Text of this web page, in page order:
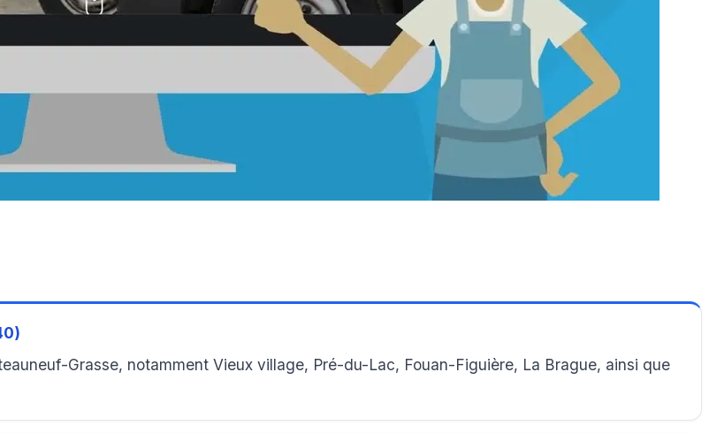
Grasse, notamment Vieux village, Pré-du-Lac, Fouan-Figuière, La Brague, ainsi que